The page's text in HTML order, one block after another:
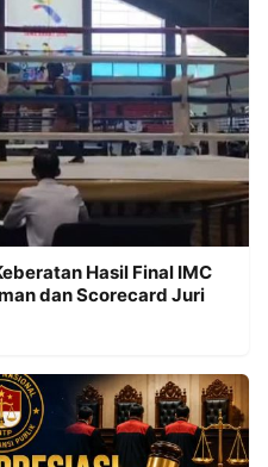
Hasil Final IMC
dan Scorecard Juri